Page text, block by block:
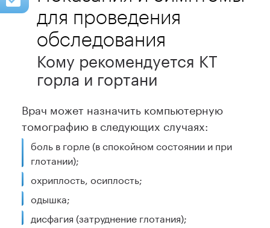
для проведения
обследования
Кому рекомендуется КТ
горла и гортани
Врач может назначить компьютерную
томографию в следующих случаях:
боль в горле (в спокойном состоянии и при
глотании);
охриплость, осиплость;
одышка;
дисфагия (затруднение глотания);